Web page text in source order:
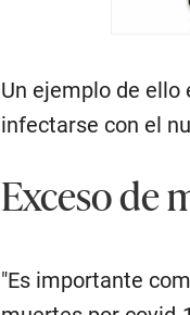
Un ejemplo de
infectarse con el
Exceso de
"Es importante